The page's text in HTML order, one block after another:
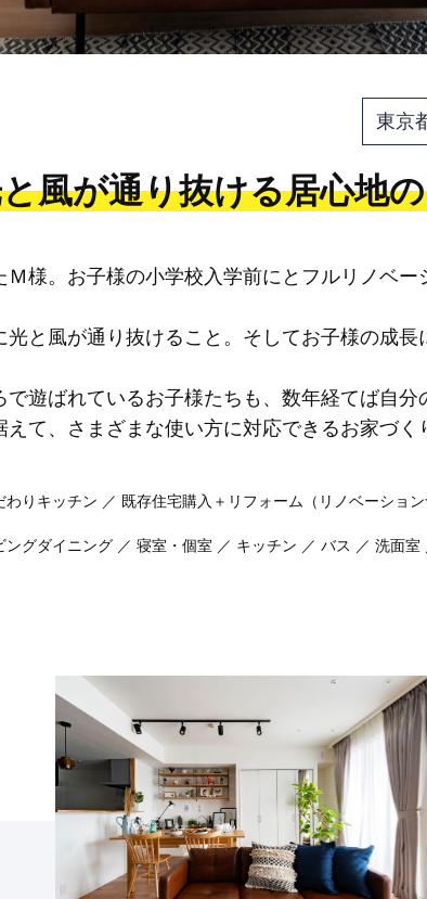
東京
風が通り抜ける居心地
様。お子様の小学校入学前にとフルリノベー
と風が通り抜けること。そしてお子様の成
遊ばれているお子様たちも、数年経てば自
て、さまざまな使い方に対応できるお家づく
わりキッチン ／ 既存住宅購入＋リフォーム（リノベーション
ングダイニング ／ 寝室・個室 ／ キッチン ／ バス ／ 洗面室